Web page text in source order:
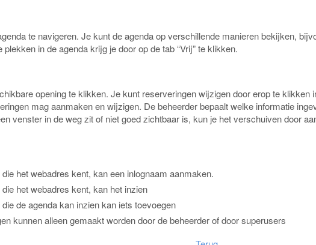
te navigeren. Je kunt de agenda op verschillende manieren bekijken,
in de agenda krijg je door op de tab “Vrij” te klikken.
opening te klikken. Je kunt reserveringen wijzigen door erop te klikken
mag aanmaken en wijzigen. De beheerder bepaalt welke informatie
venster in de weg zit of niet goed zichtbaar is, kun je het verschuiven door
die het webadres kent, kan een inlognaam aanmaken.
die het webadres kent, kan het inzien
die de agenda kan inzien kan iets toevoegen
kunnen alleen gemaakt worden door de beheerder of door superusers